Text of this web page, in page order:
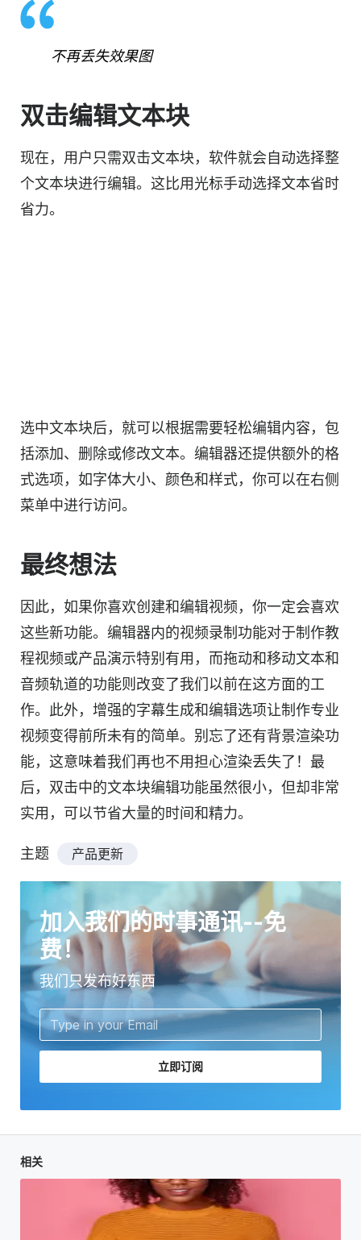
不再丢失效果图
双击编辑文本块
现在，用户只需双击文本块，软件就会自动选择整
个文本块进行编辑。这比用光标手动选择文本省时
省力。
选中文本块后，就可以根据需要轻松编辑内容，包
括添加、删除或修改文本。编辑器还提供额外的格
式选项，如字体大小、颜色和样式，你可以在右侧
菜单中进行访问。
最终想法
因此，如果你喜欢创建和编辑视频，你一定会喜欢
这些新功能。编辑器内的视频录制功能对于制作教
程视频或产品演示特别有用，而拖动和移动文本和
音频轨道的功能则改变了我们以前在这方面的工
作。此外，增强的字幕生成和编辑选项让制作专业
视频变得前所未有的简单。别忘了还有背景渲染功
能，这意味着我们再也不用担心渲染丢失了！最
后，双击中的文本块编辑功能虽然很小，但却非常
实用，可以节省大量的时间和精力。
主题 产品更新
加入我们的时事通讯--免
费！
我们只发布好东西
立即订阅
相关